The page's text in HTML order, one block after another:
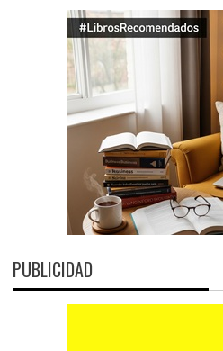
PUBLICIDAD